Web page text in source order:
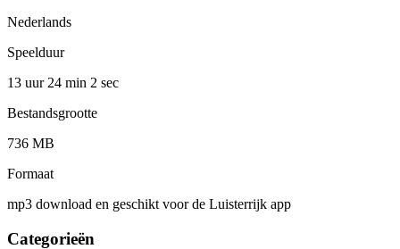
Nederlands
Speelduur
13 uur 24 min 2 sec
Bestandsgrootte
736 MB
Formaat
mp3 download en geschikt voor de Luisterrijk app
Categorieën